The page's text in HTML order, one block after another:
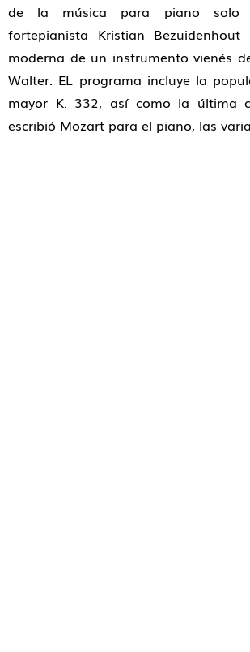
de la música para piano solo
fortepianista Kristian
moderna de un instrumento vienés
Walter. EL programa incluye la
mayor K. 332, así como la última
escribió Mozart para el piano, las